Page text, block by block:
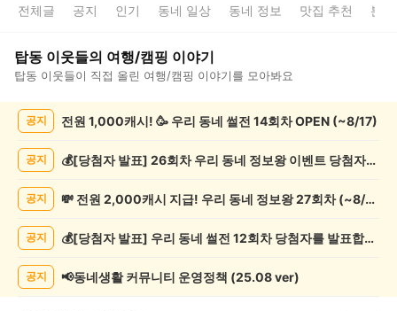
전체글 공지 인기 동네 일상 동네 정보 맛집 추천 분
탑동 이웃들의 여행/캠핑 이야기
탑동 이웃들이 직접 올린 여행/캠핑 이야기를 모아봐요
공지 전원 1,000캐시! 🥳 우리 동네 썰전 14회차 OPEN (~8/17)
공지 💰[당첨자 발표] 26회차 우리 동네 정보왕 이벤트 당첨자를 발표합니다!
공지 💸 전원 2,000캐시 지급! 우리 동네 정보왕 27회차 (~8/10)
공지 💰[당첨자 발표] 우리 동네 썰전 12회차 당첨자를 발표합니다!
공지 📢동네생활 커뮤니티 운영정책 (25.08 ver)